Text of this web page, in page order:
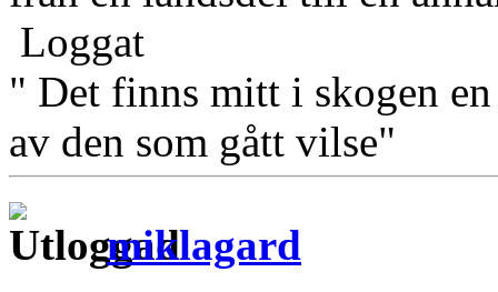
Loggat
" Det finns mitt i skogen
av den som gått vilse"
miklagard